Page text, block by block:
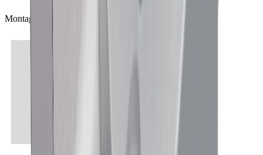
Montage